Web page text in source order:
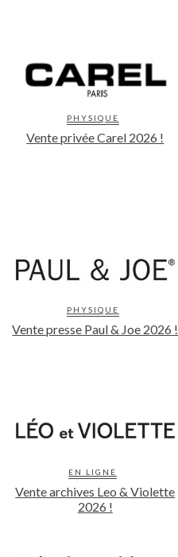
PHYSIQUE
Vente privée Carel 2026 !
PHYSIQUE
Vente presse Paul & Joe 2026 !
EN LIGNE
Vente archives Leo & Violette
2026 !